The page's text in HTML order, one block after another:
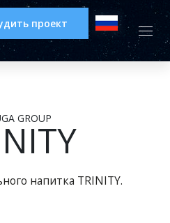
проект
GROUP
напитка TRINITY.